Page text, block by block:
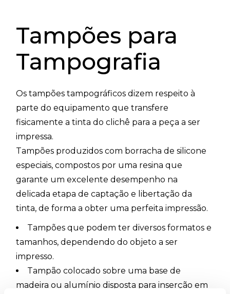
Tampões para
Tampografia
Os tampões tampográficos dizem respeito à
parte do equipamento que transfere
fisicamente a tinta do clichê para a peça a ser
impressa.
Tampões produzidos com borracha de silicone
especiais, compostos por uma resina que
garante um excelente desempenho na
delicada etapa de captação e libertação da
tinta, de forma a obter uma perfeita impressão.
Tampões que podem ter diversos formatos e
tamanhos, dependendo do objeto a ser
impresso.
Tampão colocado sobre uma base de
madeira ou alumínio disposta para inserção em